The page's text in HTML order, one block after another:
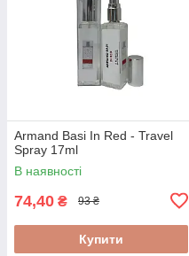
Armand Basi In Red - Travel
Spray 17ml
В наявності
74,40 ₴ 93 ₴
Купити